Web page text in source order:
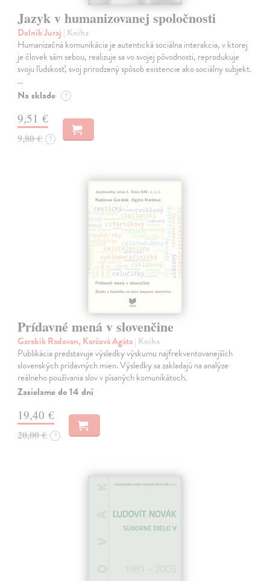
Jazyk v humanizovanej spoločnosti
Dolník Juraj | Kniha
Humanizačná komunikácia je autentická sociálna interakcia, v ktorej
je človek sám sebou, realizuje sa vo svojej pôvodnosti, reprodukuje
svoju ľudskosť, svoj prirodzený spôsob existencie ako sociálny subjekt.
…
Na sklade ?
9,51 €
9,80 € ?
Prídavné mená v slovenčine
Garabík Radovan, Karčová Agáta| Kniha
Publikácia predstavuje výsledky výskumu najfrekventovanejších
slovenských prídavných mien. Výsledky sa zakladajú na analýze
reálneho používania slov v písaných komunikátoch.
Zasielame do 14 dní
19,40 €
20,00 € ?